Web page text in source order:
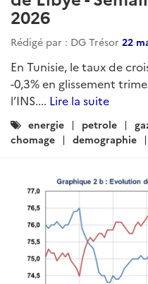
2026
Rédigé par : DG Trésor 22
En Tunisie, le taux de
-0,3% en glissement
l’INS.... Lire la suite
Catégories
:
energie petrole
chomage
demographie